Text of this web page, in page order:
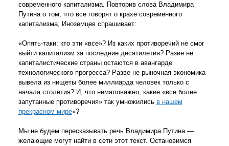
современного капитализма. Повторив слова Владимира
Путина о том, что все говорят о крахе современного
капитализма, Иноземцев спрашивает:
«Опять-таки: кто эти «все»? Из каких противоречий не смог
выйти капитализм за последние десятилетия? Разве не
капиталистические страны остаются в авангарде
технологического прогресса? Разве не рыночная экономика
вывела из нищеты более миллиарда человек только с
начала столетия? И, что немаловажно, какие «все более
запутанные противоречия» так умножились в нашем
прекрасном мире»?
Мы не будем пересказывать речь Владимира Путина —
желающие могут найти в сети этот текст. Остановимся